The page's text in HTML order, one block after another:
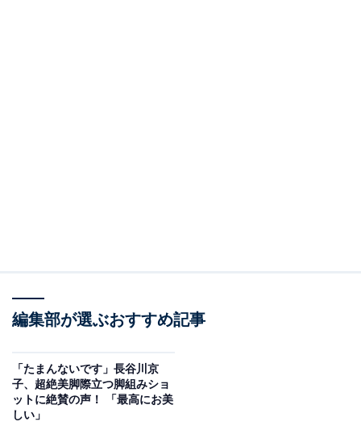
編集部が選ぶおすすめ記事
「たまんないです」長谷川京
子、超絶美脚際立つ脚組みショ
ットに絶賛の声！ 「最高にお美
しい」